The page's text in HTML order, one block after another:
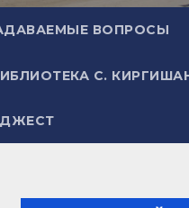
ВОПРОСЫ
С.